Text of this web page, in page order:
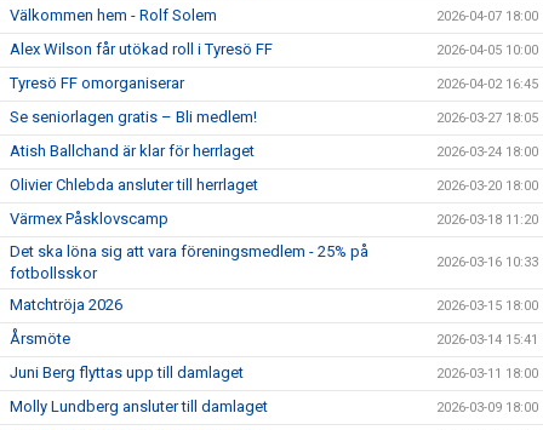
Välkommen hem - Rolf Solem 2026-04-07 18:00
Alex Wilson får utökad roll i Tyresö FF 2026-04-05 10:00
Tyresö FF omorganiserar 2026-04-02 16:45
Se seniorlagen gratis – Bli medlem! 2026-03-27 18:05
Atish Ballchand är klar för herrlaget 2026-03-24 18:00
Olivier Chlebda ansluter till herrlaget 2026-03-20 18:00
Värmex Påsklovscamp 2026-03-18 11:20
Det ska löna sig att vara föreningsmedlem - 25% på
fotbollsskor
2026-03-16 10:33
Matchtröja 2026 2026-03-15 18:00
Årsmöte 2026-03-14 15:41
Juni Berg flyttas upp till damlaget 2026-03-11 18:00
Molly Lundberg ansluter till damlaget 2026-03-09 18:00